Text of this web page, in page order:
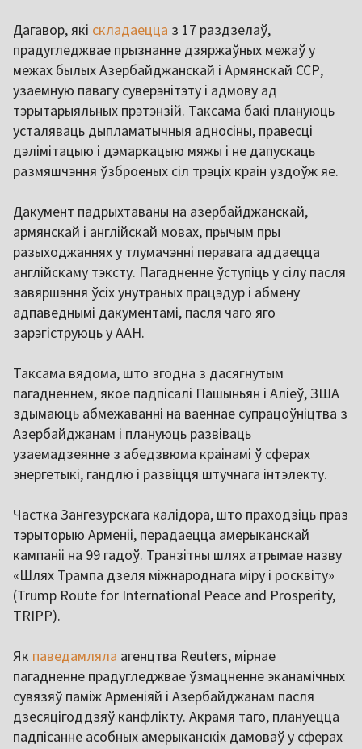
Дагавор, які складаецца з 17 раздзелаў,
прадугледжвае прызнанне дзяржаўных межаў у
межах былых Азербайджанскай і Армянскай ССР,
узаемную павагу суверэнітэту і адмову ад
тэрытарыяльных прэтэнзій. Таксама бакі плануюць
усталяваць дыпламатычныя адносіны, правесці
дэлімітацыю і дэмаркацыю мяжы і не дапускаць
размяшчэння ўзброеных сіл трэціх краін уздоўж яе.
Дакумент падрыхтаваны на азербайджанскай,
армянскай і англійскай мовах, прычым пры
разыходжаннях у тлумачэнні перавага аддаецца
англійскаму тэксту. Пагадненне ўступіць у сілу пасля
завяршэння ўсіх унутраных працэдур і абмену
адпаведнымі дакументамі, пасля чаго яго
зарэгіструюць у ААН.
Таксама вядома, што згодна з дасягнутым
пагадненнем, якое падпісалі Пашыньян і Аліеў, ЗША
здымаюць абмежаванні на ваеннае супрацоўніцтва з
Азербайджанам і плануюць развіваць
узаемадзеянне з абедзвюма краінамі ў сферах
энергетыкі, гандлю і развіцця штучнага інтэлекту.
Частка Зангезурскага калідора, што праходзіць праз
тэрыторыю Арменіі, перадаецца амерыканскай
кампаніі на 99 гадоў. Транзітны шлях атрымае назву
«Шлях Трампа дзеля міжнароднага міру і росквіту»
(Trump Route for International Peace and Prosperity,
TRIPP).
Як паведамляла агенцтва Reuters, мірнае
пагадненне прадугледжвае ўзмацненне эканамічных
сувязяў паміж Арменіяй і Азербайджанам пасля
дзесяцігоддзяў канфлікту. Акрамя таго, плануецца
падпісанне асобных амерыканскіх дамоваў у сферах